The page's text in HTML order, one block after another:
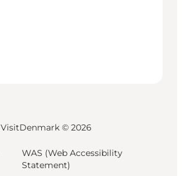
VisitDenmark © 2026
WAS (Web Accessibility
Statement)